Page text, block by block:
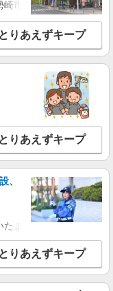
タッフ ＜優先募集日
時給1300円
詳細を見る
ッフ ＜優先募集日
時給1230円
2金子ビル
詳細を見る
ッフ ＜優先募集日
市・太田市・館林市
とりあえずキープ
とりあえずキープ
、
ま市岩槻区・久喜市・
とりあえずキープ